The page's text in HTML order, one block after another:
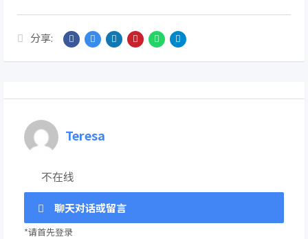
分享:
Teresa
不在线
聊天对话或留言
*请首先登录